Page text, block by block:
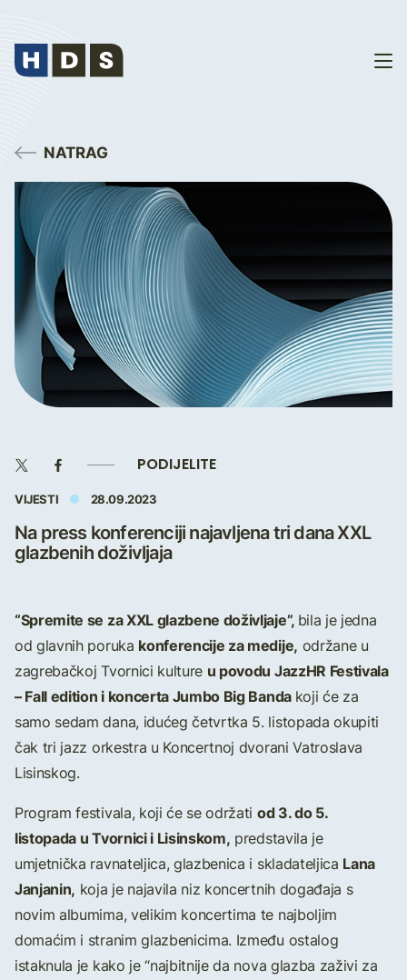
NATRAG
PODIJELITE
VIJESTI 28.09.2023
Na press konferenciji najavljena tri dana XXL
glazbenih doživljaja
“Spremite se za XXL glazbene doživljaje”, bila je jedna
od glavnih poruka konferencije za medije, održane u
zagrebačkoj Tvornici kulture u povodu JazzHR Festivala
– Fall edition i koncerta Jumbo Big Banda koji će za
samo sedam dana, idućeg četvrtka 5. listopada okupiti
čak tri jazz orkestra u Koncertnoj dvorani Vatroslava
Lisinskog.
Program festivala, koji će se održati od 3. do 5.
listopada u Tvornici i Lisinskom, predstavila je
umjetnička ravnateljica, glazbenica i skladateljica Lana
Janjanin, koja je najavila niz koncertnih događaja s
novim albumima, velikim koncertima te najboljim
domaćim i stranim glazbenicima. Između ostalog
istaknula je kako je “najbitnije da nova glazba zaživi za